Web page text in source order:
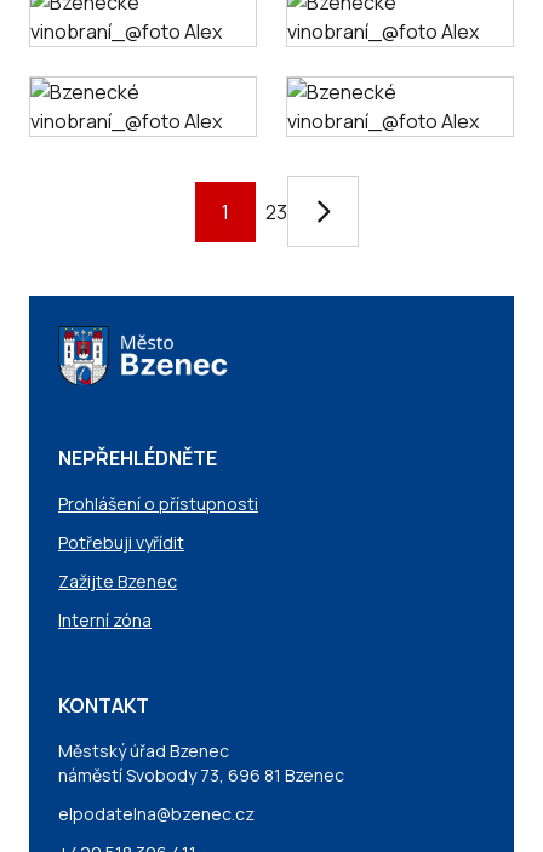
1 23
NEPŘEHLÉDNĚTE
Prohlášení o přístupnosti
Potřebuji vyřídit
Zažijte Bzenec
Interní zóna
KONTAKT
Městský úřad Bzenec
náměstí Svobody 73, 696 81 Bzenec
elpodatelna@bzenec.cz